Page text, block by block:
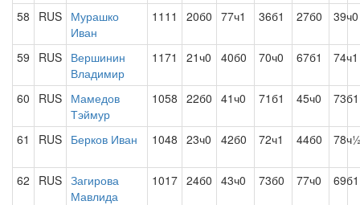
58 RUS Мурашко
Иван
1111 20б0 77ч1 36б1 27б0 39ч0
59 RUS Вершинин
Владимир
1171 21ч0 40б0 70ч0 67б1 74ч1
60 RUS Мамедов
Тэймур
1058 22б0 41ч0 71б1 45ч0 73б1
61 RUS Берков Иван 1048 23ч0 42б0 72ч1 44б0
62 RUS Загирова
Мавлида
1017 24б0 43ч0 73б0 77ч0 69б1